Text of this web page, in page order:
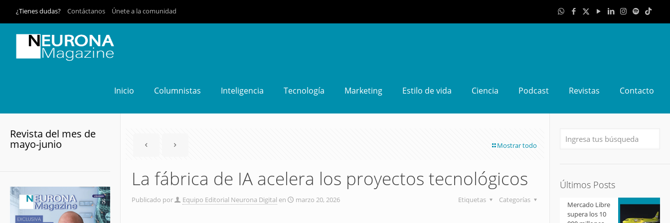
¿Tienes dudas? Contáctanos Únete a la comunidad
Inicio Columnistas Inteligencia Tecnología Marketing Estilo de vida Ciencia Podcast Revistas Contacto
Mostrar todo
La fábrica de IA acelera los proyectos tecnológicos
Publicado por Equipo Editorial Neurona Digital en marzo 20, 2026 Categorías
Etiquetas
Revista del mes de
mayo-junio
Últimos Posts
Mercado Libre
supera los 10